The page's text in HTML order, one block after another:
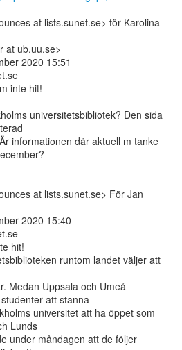
at lists.sunet.se> för Karolina
at ub.uu.se>
2020 15:51
inte hit!
universitetsbibliotek? Den sida
informationen där aktuell m tanke
at lists.sunet.se> För Jan
2020 15:40
hit!
runtom landet väljer att
Medan Uppsala och Umeå
att stanna
universitet att ha öppet som
Lunds
under måndagen att de följer